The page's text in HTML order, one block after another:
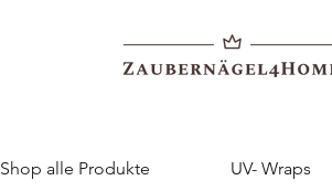
Shop alle Produkte UV- Wraps